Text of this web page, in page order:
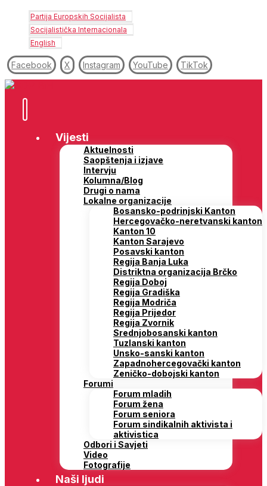
Partija Europskih Socijalista
Socijalistička Internacionala
English
Facebook X Instagram YouTube TikTok
Vijesti
Aktuelnosti
Saopštenja i izjave
Intervju
Kolumna/Blog
Drugi o nama
Lokalne organizacije
Bosansko-podrinjski Kanton
Hercegovačko-neretvanski kanton
Kanton 10
Kanton Sarajevo
Posavski kanton
Regija Banja Luka
Distriktna organizacija Brčko
Regija Doboj
Regija Gradiška
Regija Modriča
Regija Prijedor
Regija Zvornik
Srednjobosanski kanton
Tuzlanski kanton
Unsko-sanski kanton
Zapadnohercegovački kanton
Zeničko-dobojski kanton
Forumi
Forum mladih
Forum žena
Forum seniora
Forum sindikalnih aktivista i
aktivistica
Odbori i Savjeti
Video
Fotografije
Naši ljudi